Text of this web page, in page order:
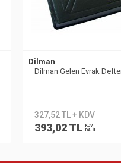
Dilman
Dilman Gelen Evrak
327,52 TL + KDV
393,02 TL
KDV
DAHİL